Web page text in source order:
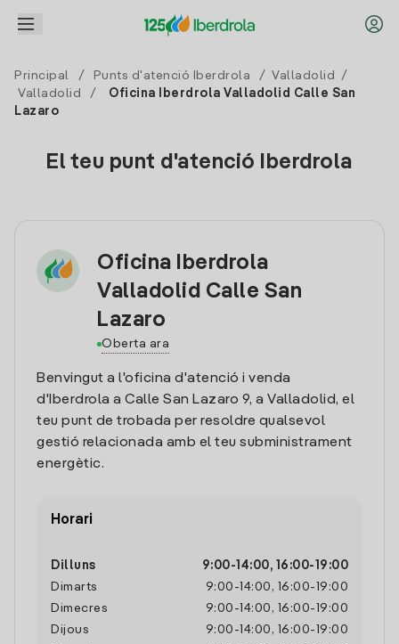
Principal / Punts d'atenció Iberdrola / Valladolid
/
Valladolid
/
Oficina Iberdrola Valladolid Calle San
Lazaro
El teu punt d'atenció Iberdrola
Oficina Iberdrola
Valladolid Calle San
Lazaro
Oberta ara
Benvingut a l'oficina d'atenció i venda
d'Iberdrola a Calle San Lazaro 9, a Valladolid, el
teu punt de trobada per resoldre qualsevol
gestió relacionada amb el teu subministrament
energètic.
Horari
Dilluns 9:00- 14:00, 16:00- 19:00
Dimarts
9:00 - 14:00 , 16:00- 19:00
Dimecres
9:00 - 14:00 , 16:00- 19:00
Dijous
9:00 - 14:00 , 16:00- 19:00